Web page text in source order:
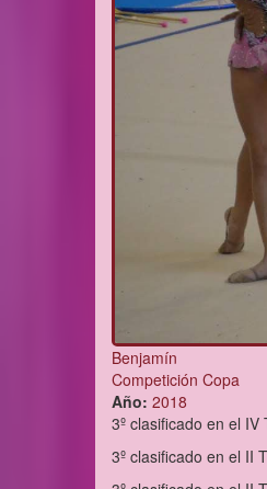
Benjamín
Competición Copa
Año: 2018
3º clasificado en el
3º clasificado en el II